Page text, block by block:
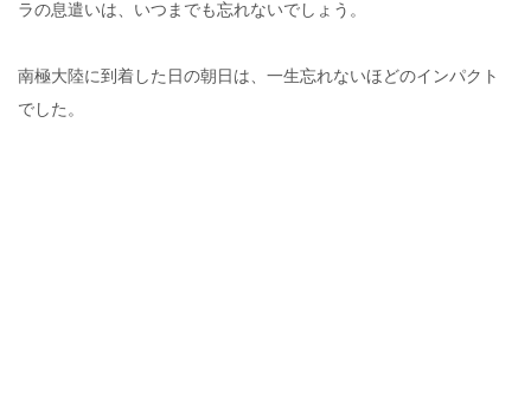
ラの息遣いは、いつまでも忘れないでしょう。
南極大陸に到着した日の朝日は、一生忘れないほどのインパクト
でした。